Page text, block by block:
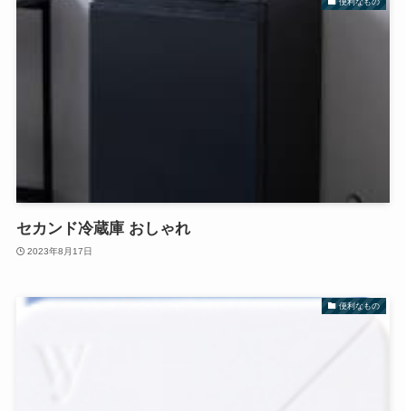
セカンド冷蔵庫 おしゃれ
2023年8月17日
便利なもの